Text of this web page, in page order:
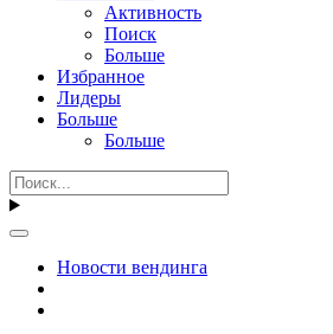
Активность
Поиск
Больше
Избранное
Лидеры
Больше
Больше
Новости вендинга